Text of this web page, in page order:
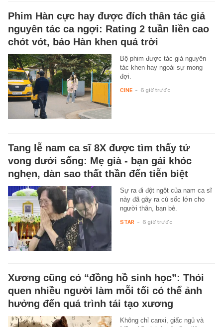
Phim Hàn cực hay được đích thân tác giả
nguyên tác ca ngợi: Rating 2 tuần liền cao
chót vót, báo Hàn khen quá trời
Bộ phim được tác giả nguyên
tác khen hay ngoài sự mong
đợi.
CINE - 6 giờ trước
Tang lễ nam ca sĩ 8X được tìm thấy tử
vong dưới sống: Mẹ già - bạn gái khóc
nghẹn, dàn sao thất thần đến tiễn biệt
Sự ra đi đột ngột của nam ca sĩ
này đã gây ra cú sốc lớn cho
người thân, bạn bè.
STAR - 6 giờ trước
Xương cũng có “đồng hồ sinh học”: Thói
quen nhiều người làm mỗi tối có thể ảnh
hưởng đến quá trình tái tạo xương
Không chỉ canxi, giấc ngủ và